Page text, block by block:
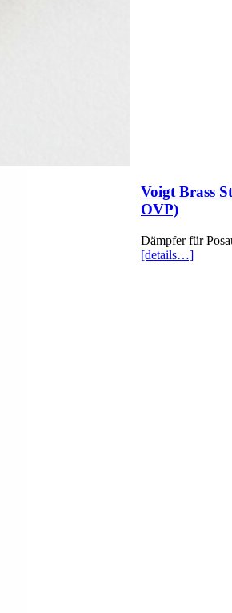
Voigt Brass
OVP)
Dämpfer für
[details…]